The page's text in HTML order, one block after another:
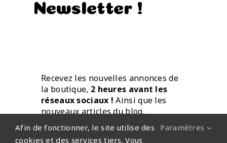
Newsletter !
Recevez les nouvelles annonces de
la boutique, 2 heures avant les
réseaux sociaux ! Ainsi que les
nouveaux articles du blog.
Directement par mail.
Afin de fonctionner, le site utilise des
cookies et des services tiers. Vous
Paramètres